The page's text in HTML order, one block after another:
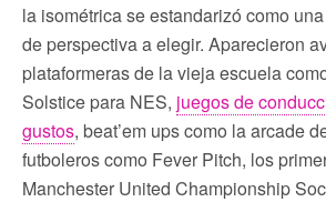
la isométrica se estandarizó como
de perspectiva a elegir. Aparecieron
plataformeras de la vieja escuela
Solstice para NES, juegos de
gustos, beat’em ups como la arcade
futboleros como Fever Pitch, los
Manchester United Championship